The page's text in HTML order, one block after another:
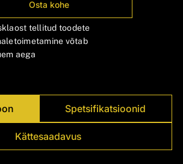
Osta kohe
tellitud toodete
võtab
aega
Spetsifikatsioonid
Kättesaadavus